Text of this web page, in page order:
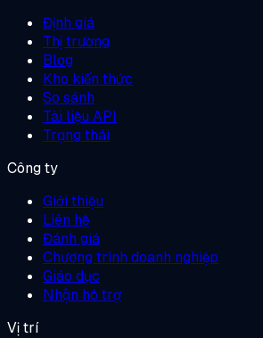
Định giá
Thị trường
Blog
Kho kiến thức
So sánh
Tài liệu API
Trạng thái
Công ty
Giới thiệu
Liên hệ
Đánh giá
Chương trình doanh nghiệp
Giáo dục
Nhận hỗ trợ
Vị trí